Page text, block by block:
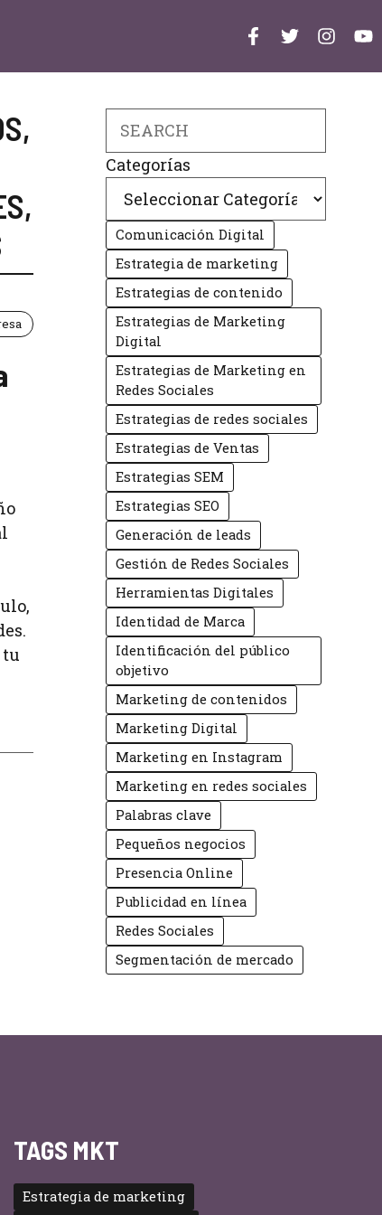
,
,
tu
Search
Categorías
Comunicación Digital
Estrategia de marketing
Estrategias de contenido
Estrategias de Marketing
Digital
Estrategias de Marketing en
Redes Sociales
Estrategias de redes sociales
Estrategias de Ventas
Estrategias SEM
Estrategias SEO
Generación de leads
Gestión de Redes Sociales
Herramientas Digitales
Identidad de Marca
Identificación del público
objetivo
Marketing de contenidos
Marketing Digital
Marketing en Instagram
Marketing en redes sociales
Palabras clave
Pequeños negocios
Presencia Online
Publicidad en línea
Redes Sociales
Segmentación de mercado
TAGS MKT
Estrategia de marketing